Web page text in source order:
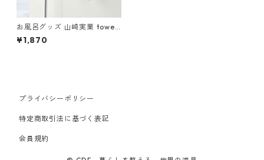
お風呂グッズ 山崎実業 tower
タワー マグネットバスルーム
チューブ＆ボトルホルダー M
¥1,870
プライバシーポリシー
特定商取引法に基づく表記
会員規約